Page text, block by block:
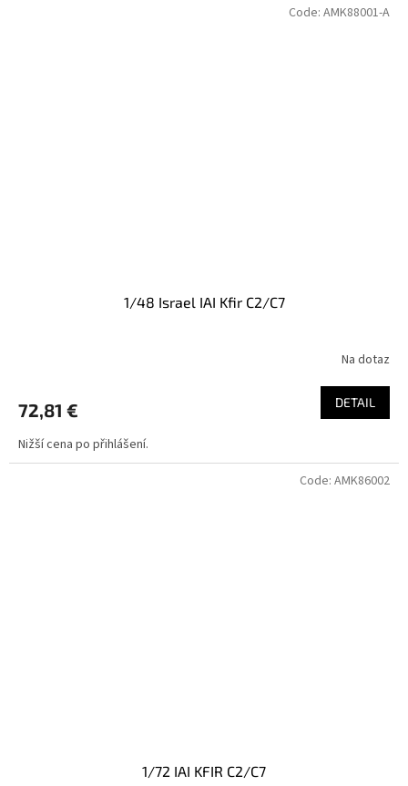
1/48 Israel IAI Kfir C2/C7
Na dotaz
72,81 € DETAIL
Nižší cena po přihlášení.
Code: AMK88001-A
1/72 IAI KFIR C2/C7
Code: AMK86002